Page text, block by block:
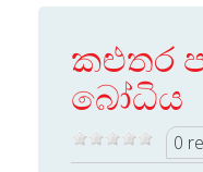
කළුතර
බෝධිය
0